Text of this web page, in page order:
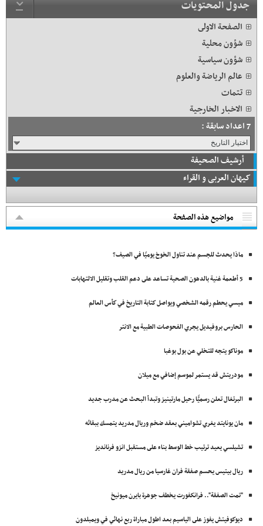
جدول المحتويات
الصفحة الاولى
شؤون محلية
شؤون سياسية
عالم الرياضة والعلوم
تتمات
الاخبار الخارجية
7 اعداد سابقة :
أرشيف الصحيفة
کیهان العربی و القراء
مواضيع هذه الصفحة
ماذا يحدث للجسم عند تناول الخوخ يوميًا في الصيف؟
5 أطعمة غنية بالدهون الصحية تساعد على دعم القلب وتقليل الالتهابات
ميسي يحطم رقمه الشخصي ويواصل كتابة التاريخ في كأس العالم
الحارس بروفيديل يجري الفحوصات الطبية مع الانتر
موناكو يتجه للتخلي عن بول بوغبا
مودريتش قد يستمر لموسم إضافي مع ميلان
البرتغال تعلن رسميًّا رحيل مارتينيز وتبدأ البحث عن مدرب جديد
مان يونايتد يغري تشواميني بعقد ضخم وريال مدريد يتمسك ببقائه
تشيلسي يعيد ترتيب خط الوسط بناء على مستقبل انزو فرنانديز
ريال بيتيس يحسم صفقة فران غارسيا من ريال مدريد
"تمت الصفقة".. فرانكفورت يخطف جوهرة بايرن ميونيخ
ديوكوفيتش يفوز على الياسيم بعد اطول مباراة ربع نهائي في ويمبلدون